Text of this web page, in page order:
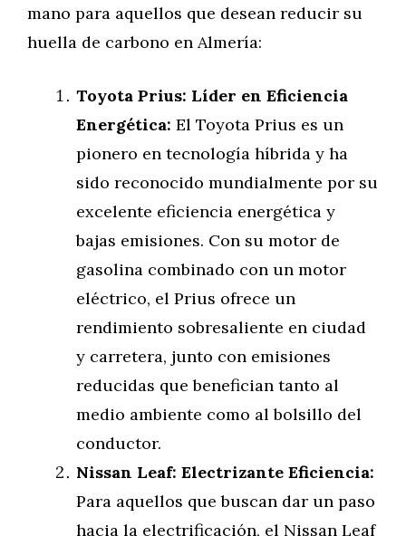
mano para aquellos que desean reducir su
huella de carbono en Almería:
Toyota Prius: Líder en Eficiencia
Energética: El Toyota Prius es un
pionero en tecnología híbrida y ha
sido reconocido mundialmente por su
excelente eficiencia energética y
bajas emisiones. Con su motor de
gasolina combinado con un motor
eléctrico, el Prius ofrece un
rendimiento sobresaliente en ciudad
y carretera, junto con emisiones
reducidas que benefician tanto al
medio ambiente como al bolsillo del
conductor.
Nissan Leaf: Electrizante Eficiencia:
Para aquellos que buscan dar un paso
hacia la electrificación, el Nissan Leaf